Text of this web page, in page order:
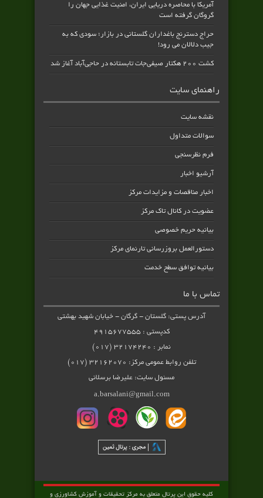
آمریکا با محاصره دریایی ایران، امنیت غذایی جهان را
گروگان گرفته است
حراج دسترنج باغداران گلستانی در بازار؛ سودی که به
جیب دلالان می رود!
کشت ۲۰۰ هکتار صیفی‌جات تابستانه در حاجی‌آباد آغاز شد
راهنمای سایت
نقشه سایت
سوالات متداول
فرم نظرسنجی
آرشیو اخبار
اخبار مناقصات و مزایدات مرکز
عضویت در کانال تاک مرکز
بیانیه حریم خصوصی
دستورالعمل بروزرسانی تارنمای مرکز
بیانیه توافق سطح خدمت
تماس با ما
آدرس پستی: گلستان - گرگان - خیابان شهید بهشتی
کدپستی : ۴۹۱۵۶۷۷۵۵۵
نمابر : ۳۲۱۷۴۲۴۰ (۰۱۷)
تلفن روابط عمومی مرکز: ۳۲۱۶۲۰۷۰ (۰۱۷)
مسئول سایت: علیرضا برسلانی
a.barsalani@gmail.com
کلیه حقوق این پرتال متعلق به مرکز تحقیقات و آموزش کشاورزی و